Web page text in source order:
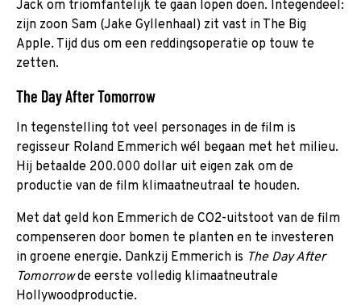
Jack om triomfantelijk te gaan lopen doen. Integendeel:
zijn zoon Sam (Jake Gyllenhaal) zit vast in The Big
Apple. Tijd dus om een reddingsoperatie op touw te
zetten.
The Day After Tomorrow
In tegenstelling tot veel personages in de film is
regisseur Roland Emmerich wél begaan met het milieu.
Hij betaalde 200.000 dollar uit eigen zak om de
productie van de film klimaatneutraal te houden.
Met dat geld kon Emmerich de CO2-uitstoot van de film
compenseren door bomen te planten en te investeren
in groene energie. Dankzij Emmerich is The Day After
Tomorrowde eerste volledig klimaatneutrale
Hollywoodproductie.